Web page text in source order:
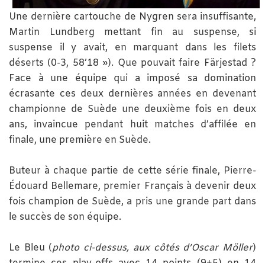
Une dernière cartouche de Nygren sera insuffisante,
Martin Lundberg mettant fin au suspense, si
suspense il y avait, en marquant dans les filets
déserts (0-3, 58’18 »). Que pouvait faire Färjestad ?
Face à une équipe qui a imposé sa domination
écrasante ces deux dernières années en devenant
championne de Suède une deuxième fois en deux
ans, invaincue pendant huit matches d’affilée en
finale, une première en Suède.
Buteur à chaque partie de cette série finale, Pierre-
Édouard Bellemare, premier Français à devenir deux
fois champion de Suède, a pris une grande part dans
le succès de son équipe.
Le Bleu (photo ci-dessus, aux côtés d’Oscar Möller)